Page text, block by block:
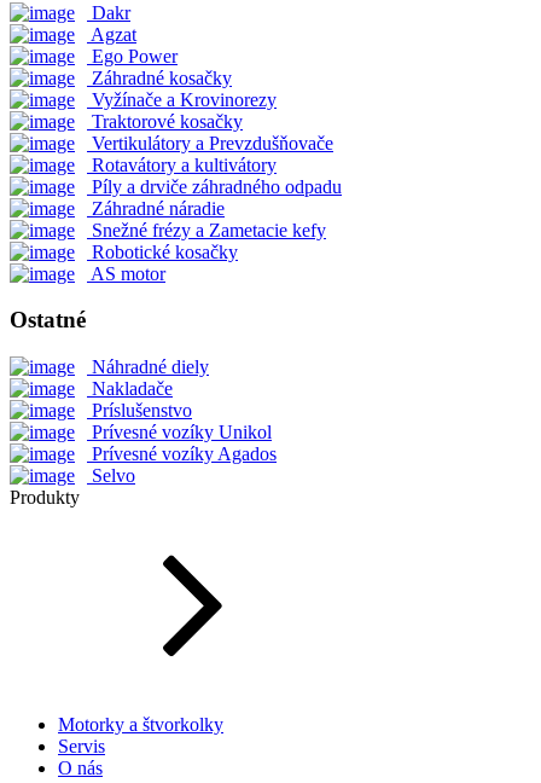
Dakr
Agzat
Ego Power
Záhradné kosačky
Vyžínače a Krovinorezy
Traktorové kosačky
Vertikulátory a Prevzdušňovače
Rotavátory a kultivátory
Píly a drviče záhradného odpadu
Záhradné náradie
Snežné frézy a Zametacie kefy
Robotické kosačky
AS motor
Ostatné
Náhradné diely
Nakladače
Príslušenstvo
Prívesné vozíky Unikol
Prívesné vozíky Agados
Selvo
Produkty
Motorky a štvorkolky
Servis
O nás